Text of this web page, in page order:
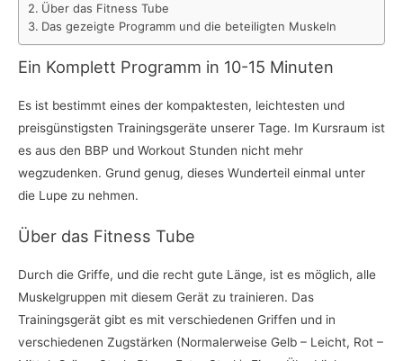
Über das Fitness Tube
Das gezeigte Programm und die beteiligten Muskeln
Ein Komplett Programm in 10-15 Minuten
Es ist bestimmt eines der kompaktesten, leichtesten und
preisgünstigsten Trainingsgeräte unserer Tage. Im Kursraum ist
es aus den BBP und Workout Stunden nicht mehr
wegzudenken. Grund genug, dieses Wunderteil einmal unter
die Lupe zu nehmen.
Über das Fitness Tube
Durch die Griffe, und die recht gute Länge, ist es möglich, alle
Muskelgruppen mit diesem Gerät zu trainieren. Das
Trainingsgerät gibt es mit verschiedenen Griffen und in
verschiedenen Zugstärken (Normalerweise Gelb – Leicht, Rot –